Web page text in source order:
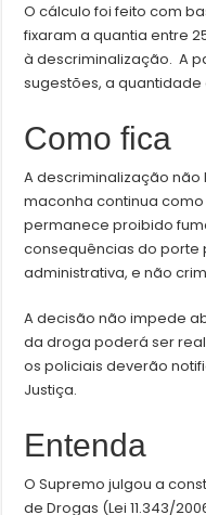
O cálculo foi feito com
fixaram a quantia entre
à descriminalização. A
sugestões, a
Como fica
A descriminalização
maconha continua
permanece proibido
consequências do porte
administrativa, e não
A decisão não impede
da droga poderá ser
os policiais deverão
Justiça.
Entenda
O Supremo julgou a
de Drogas (Lei 11.343/